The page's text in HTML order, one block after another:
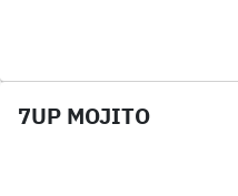
7UP MOJITO